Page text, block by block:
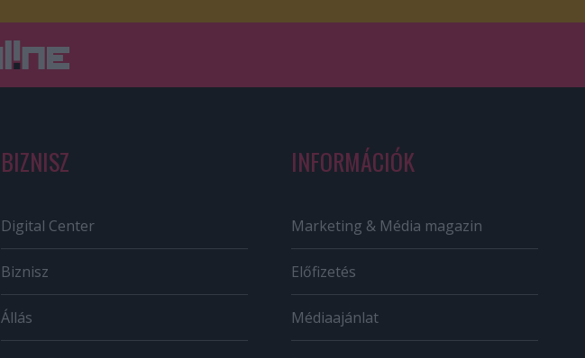
BIZNISZ
Digital Center
Biznisz
Állás
INFORMÁCIÓK
Marketing & Média magazin
Előfizetés
Médiaajánlat